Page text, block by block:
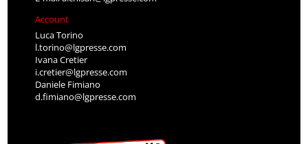
Account
Luca Torino
l.torino@lgpresse.com
Ivana Cretier
i.cretier@lgpresse.com
Daniele Fimiano
d.fimiano@lgpresse.com